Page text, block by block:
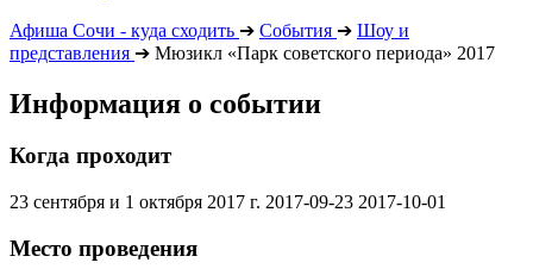
Афиша Сочи - куда сходить ➔ События ➔ Шоу и
представления ➔ Мюзикл «Парк советского периода» 2017
Информация о событии
Когда проходит
23 сентября и 1 октября 2017 г. 2017-09-23 2017-10-01
Место проведения